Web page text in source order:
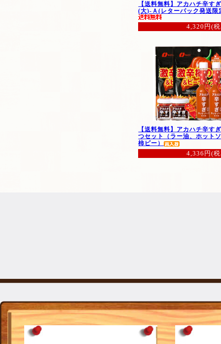
【送料無料】アカハチ辛す
(大)-Ａ(レターパック発送限
4,320円(
【送料無料】アカハチ辛す
つセット（ラー油、ホット
柿ピー）
4,336円(